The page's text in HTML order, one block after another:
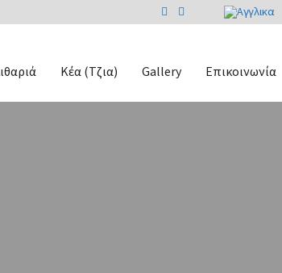
Κέα (Τζια) Gallery Επικοινωνία